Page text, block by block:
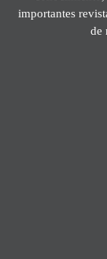
importantes
de